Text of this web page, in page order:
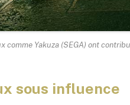
comme Yakuza (SEGA) ont
sous influence